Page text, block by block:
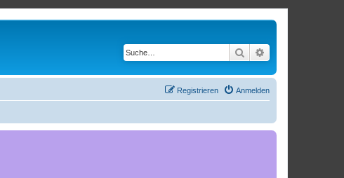
Suche
Anmelden
Registrieren